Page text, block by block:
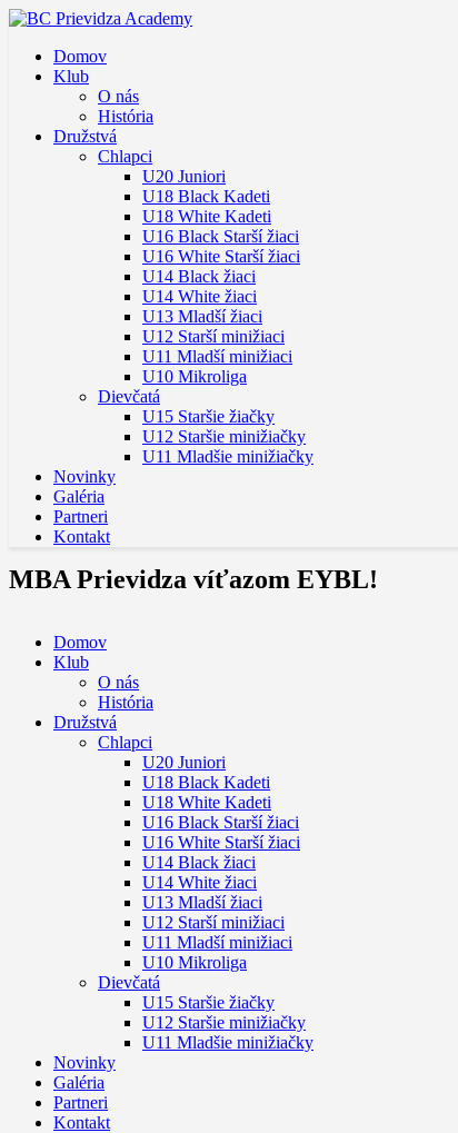
Domov
Klub
O nás
História
Družstvá
Chlapci
U20 Juniori
U18 Black Kadeti
U18 White Kadeti
U16 Black Starší žiaci
U16 White Starší žiaci
U14 Black žiaci
U14 White žiaci
U13 Mladší žiaci
U12 Starší minižiaci
U11 Mladší minižiaci
U10 Mikroliga
Dievčatá
U15 Staršie žiačky
U12 Staršie minižiačky
U11 Mladšie minižiačky
Novinky
Galéria
Partneri
Kontakt
MBA Prievidza víťazom EYBL!
Domov
Klub
O nás
História
Družstvá
Chlapci
U20 Juniori
U18 Black Kadeti
U18 White Kadeti
U16 Black Starší žiaci
U16 White Starší žiaci
U14 Black žiaci
U14 White žiaci
U13 Mladší žiaci
U12 Starší minižiaci
U11 Mladší minižiaci
U10 Mikroliga
Dievčatá
U15 Staršie žiačky
U12 Staršie minižiačky
U11 Mladšie minižiačky
Novinky
Galéria
Partneri
Kontakt